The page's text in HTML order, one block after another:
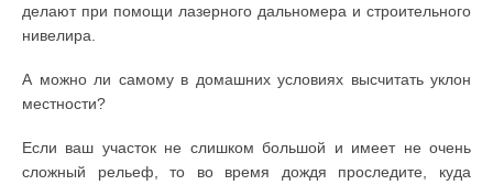
делают при помощи лазерного дальномера и строительного
нивелира.
А можно ли самому в домашних условиях высчитать уклон
местности?
Если ваш участок не слишком большой и имеет не очень
сложный рельеф, то во время дождя проследите, куда